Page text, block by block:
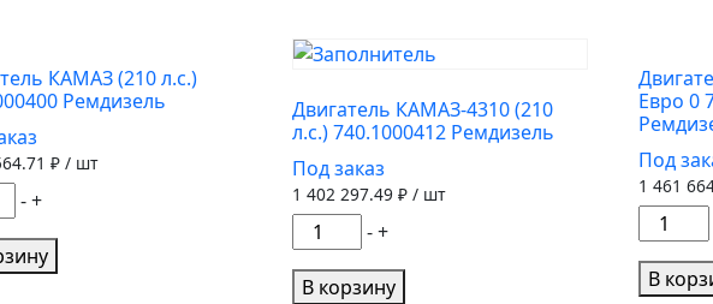
л.с.)
ЕВРО-5
740.735-
1000401-
ПАО
Камаз
55
ПАО
Камаз
КАМАЗ (210 л.с.)
Ремдизель
₽ / шт
- +
Двигатель КАМАЗ-4310 (210
л.с.) 740.1000412 Ремдизель
Под заказ
1 402 297.49 ₽ / шт
Количество
товара
Двигатель
-+
В корзину
Евро 0
Под
1 461
товара
В